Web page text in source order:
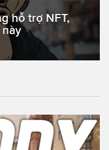
hỗ trợ NFT,